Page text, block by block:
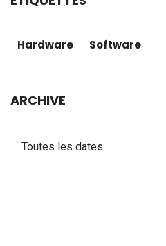
Hardware Software
ARCHIVE